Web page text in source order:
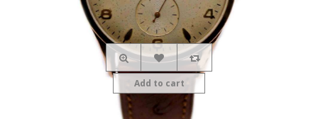
Add to cart